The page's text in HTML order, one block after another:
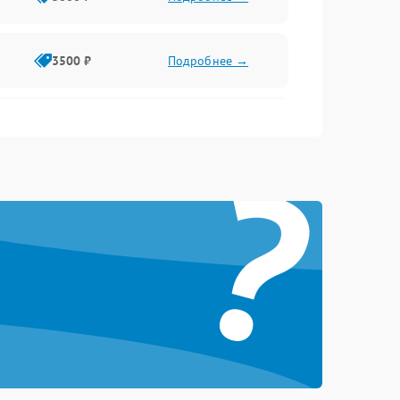
3500 ₽ Подробнее →
2000 ₽ Подробнее →
Подробнее →
Подробнее →
?